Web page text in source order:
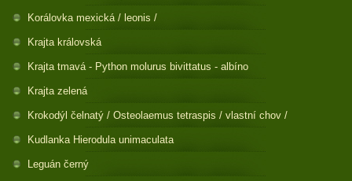
Korálovka mexická / leonis /
Krajta královská
Krajta tmavá - Python molurus bivittatus - albíno
Krajta zelená
Krokodýl čelnatý / Osteolaemus tetraspis / vlastní chov /
Kudlanka Hierodula unimaculata
Leguán černý